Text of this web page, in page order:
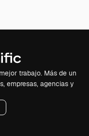
trabajo. Más de un
empresas, agencias y